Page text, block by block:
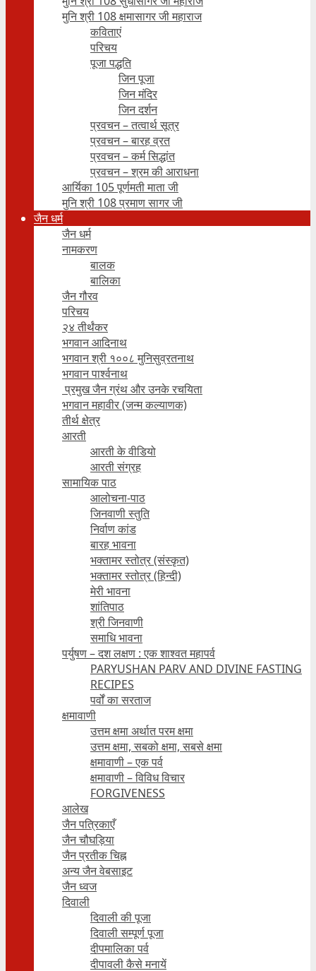
मुनि श्री 108 क्षमासागर जी महाराज
कविताएं
परिचय
पूजा पद्धति
जिन पूजा
जिन मंदिर
जिन दर्शन
प्रवचन – तत्वार्थ सूत्र
प्रवचन – बारह व्रत
प्रवचन – कर्म सिद्धांत
प्रवचन – श्रम की आराधना
आर्यिका 105 पूर्णमती माता जी
मुनि श्री 108 प्रमाण सागर जी
जैन धर्म
जैन धर्म
नामकरण
बालक
बालिका
जैन गौरव
परिचय
२४ तीर्थंकर
भगवान आदिनाथ
भगवान श्री १००८ मुनिसुव्रतनाथ
भगवान पार्श्वनाथ
प्रमुख जैन ग्रंथ और उनके रचयिता
भगवान महावीर (जन्म कल्याणक)
तीर्थ क्षेत्र
आरती
आरती के वीडियो
आरती संग्रह
सामायिक पाठ
आलोचना-पाठ
जिनवाणी स्तुति
निर्वाण कांड
बारह भावना
भक्तामर स्तोत्र (संस्कृत)
भक्तामर स्तोत्र (हिन्दी)
मेरी भावना
शांतिपाठ
श्री जिनवाणी
समाधि भावना
पर्युषण – दश लक्षण : एक शाश्वत महापर्व
PARYUSHAN PARV AND DIVINE FASTING
RECIPES
पर्वों का सरताज
क्षमावाणी
उत्तम क्षमा अर्थात परम क्षमा
उत्तम क्षमा, सबको क्षमा, सबसे क्षमा
क्षमावाणी – एक पर्व
क्षमावाणी – विविध विचार
FORGIVENESS
आलेख
जैन पत्रिकाएँ
जैन चौघड़िया
जैन प्रतीक चिह्न
अन्य जैन वेबसाइट
जैन ध्वज
दिवाली
दिवाली की पूजा
दिवाली सम्पूर्ण पूजा
दीपमालिका पर्व
दीपावली कैसे मनायें